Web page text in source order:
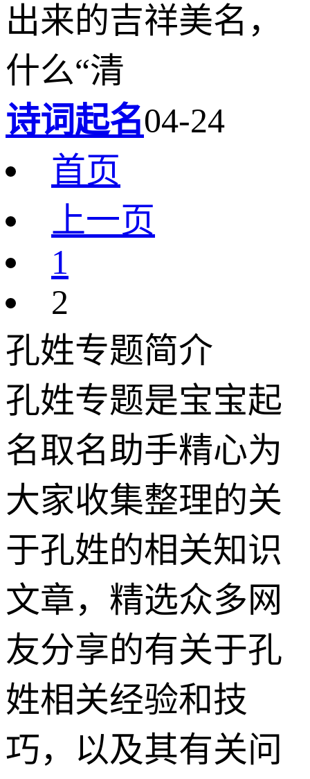
出来的吉祥美名，
什么“清
诗词起名04-24
首页
上一页
1
2
孔姓专题简介
孔姓专题是宝宝起
名取名助手精心为
大家收集整理的关
于孔姓的相关知识
文章，精选众多网
友分享的有关于孔
姓相关经验和技
巧，以及其有关问